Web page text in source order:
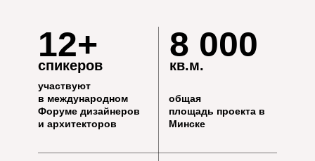
кв.м.
8 000
общая
площадь проекта в
Минске
спикеров
12+
участвуют
в международном
Форуме дизайнеров
и архитекторов
ЗАБРОНИРОВАТЬ СТЕНД